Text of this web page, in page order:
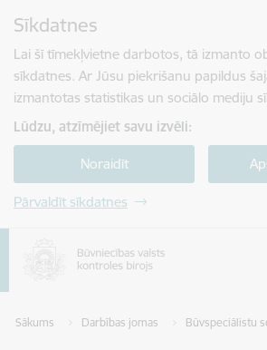
Sīkdatnes
Lai šī tīmekļvietne darbotos, tā izmanto
sīkdatnes. Ar Jūsu piekrišanu papildus
izmantotas statistikas un sociālo mediju
Lūdzu, atzīmējiet savu izvēli:
Noraidīt
Pārvaldīt sīkdatnes
Sākums Darbības jomas Būvspeciālistu